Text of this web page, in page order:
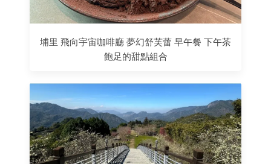
埔里 飛向宇宙咖啡廳 夢幻舒芙蕾 早午餐 下午茶
飽足的甜點組合